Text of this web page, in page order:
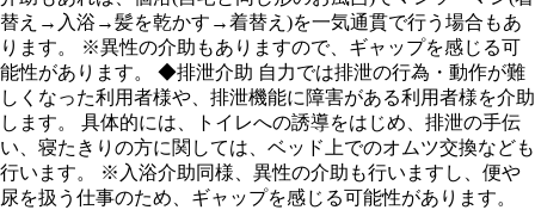
替え→入浴→髪を乾かす→着替え)を一気通貫で行う場合もあ
ります。 ※異性の介助もありますので、ギャップを感じる可
能性があります。 ◆排泄介助 自力では排泄の行為・動作が難
しくなった利用者様や、排泄機能に障害がある利用者様を介助
します。 具体的には、トイレへの誘導をはじめ、排泄の手伝
い、寝たきりの方に関しては、ベッド上でのオムツ交換なども
行います。 ※入浴介助同様、異性の介助も行いますし、便や
尿を扱う仕事のため、ギャップを感じる可能性があります。